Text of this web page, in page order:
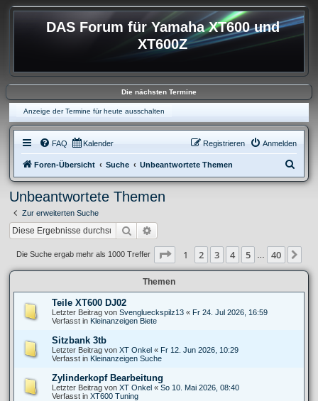
DAS Forum für Yamaha XT600 und
XT600Z
Die nächsten Termine
Anzeige der Termine für heute ausschalten
FAQ Kalender Anmelden
Registrieren
Foren-Übersicht Suche Unbeantwortete Themen
u
Unbeantwortete Themen
Zur erweiterten Suche
Suche
Die Suche ergab mehr als 1000 Treffer Seite 1von 40
1 2 3 4 5 40
Themen
Teile XT600 DJ02
Letzter Beitrag von Svenglueckspilz13 « Fr 24. Jul 2026, 16:59
Verfasst in Kleinanzeigen Biete
Sitzbank 3tb
Letzter Beitrag von XT Onkel « Fr 12. Jun 2026, 10:29
Verfasst in Kleinanzeigen Suche
Zylinderkopf Bearbeitung
Letzter Beitrag von XT Onkel « So 10. Mai 2026, 08:40
Verfasst in XT600 Tuning